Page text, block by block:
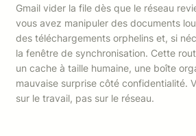
Gmail vider la file dès que le réseau
vous avez manipuler des documents
des téléchargements orphelins et, si
la fenêtre de synchronisation. Cette
un cache à taille humaine, une boîte
mauvaise surprise côté confidentialité.
sur le travail, pas sur le réseau.